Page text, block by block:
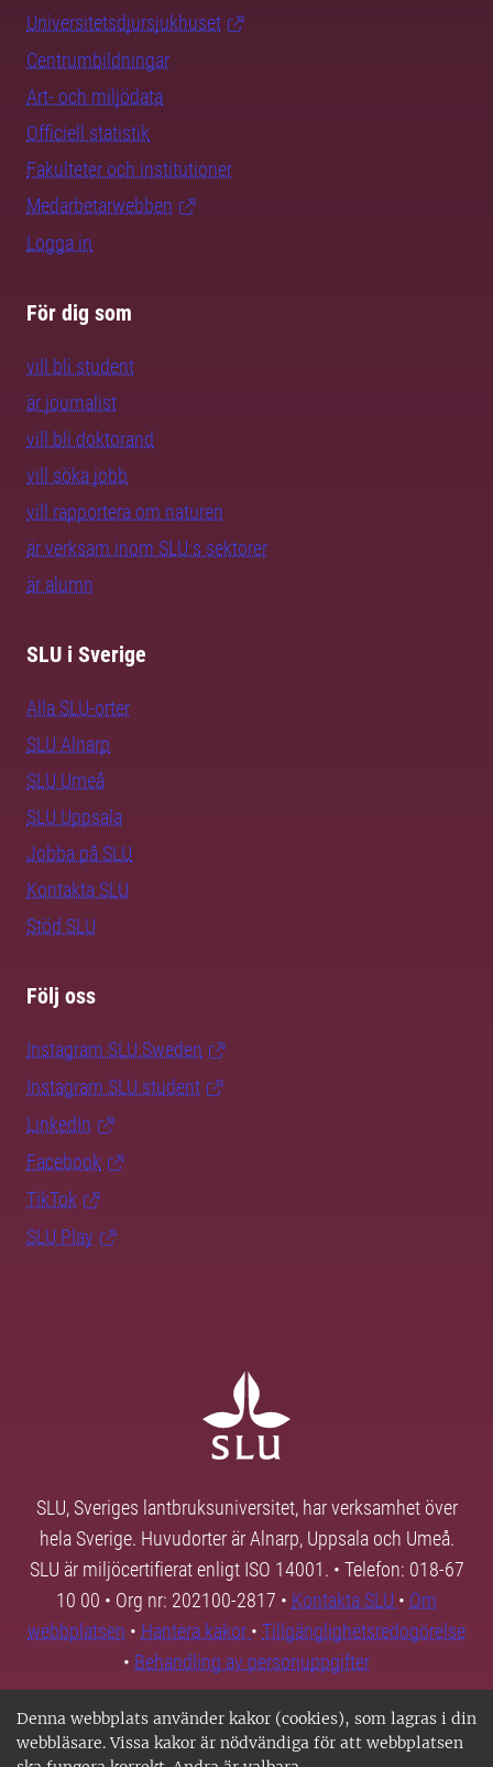
Denna webbplats använder kakor (cookies), som lagras i din
webbläsare. Vissa kakor är nödvändiga för att webbplatsen
Universitetsdjursjukhuset
Centrumbildningar
Art- och miljödata
Officiell statistik
Fakulteter och institutioner
Medarbetarwebben
Logga in
För dig som
vill bli student
är journalist
vill bli doktorand
vill söka jobb
vill rapportera om naturen
är verksam inom SLU:s sektorer
är alumn
SLU i Sverige
Alla SLU-orter
SLU Alnarp
SLU Umeå
SLU Uppsala
Jobba på SLU
Kontakta SLU
Stöd SLU
Följ oss
Instagram SLU.Sweden
Instagram SLU.student
LinkedIn
Facebook
TikTok
SLU Play
SLU, Sveriges lantbruksuniversitet, har verksamhet över
hela Sverige. Huvudorter är Alnarp, Uppsala och Umeå.
SLU är miljöcertifierat enligt ISO 14001. • Telefon: 018-67
10 00 • Org nr: 202100-2817 • Kontakta SLU • Om
webbplatsen • Hantera kakor • Tillgänglighetsredogörelse
• Behandling av personuppgifter